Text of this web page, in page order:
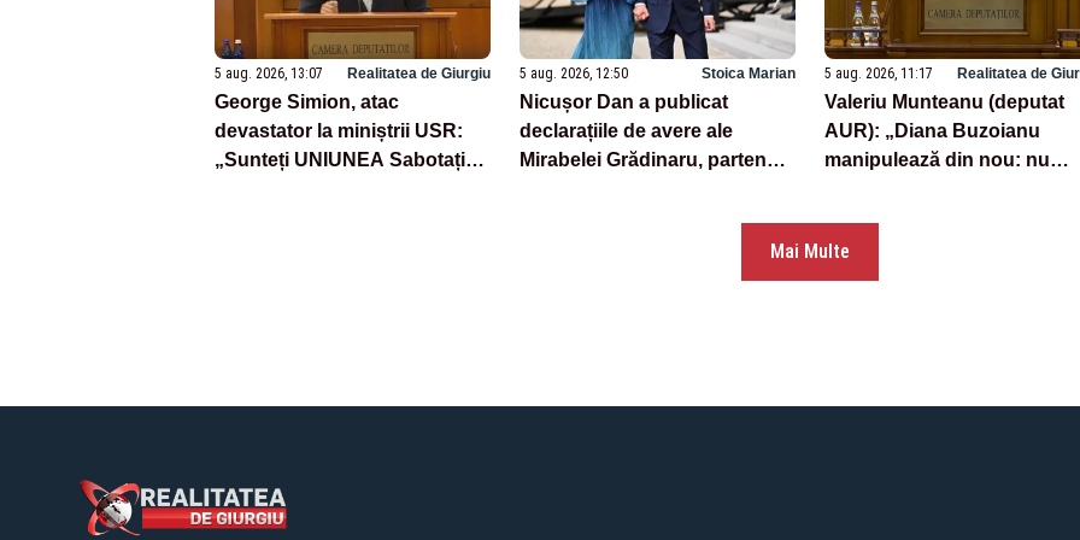
5 aug. 2026, 13:07 Realitatea de Giurgiu
George Simion, atac
devastator la miniștrii USR:
„Sunteți UNIUNEA Sabotați
5 aug. 2026, 12:50 Stoica Marian
Nicușor Dan a publicat
declarațiile de avere ale
Mirabelei Grădinaru, partenera
5 aug. 2026, 11:17 Realitatea de
Valeriu Munteanu (deputat
AUR): „Diana Buzoianu
manipulează din nou: nu
României 30% arii protejate
Mai Multe